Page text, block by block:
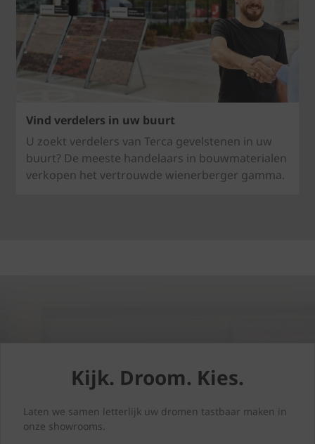
Vind verdelers in uw buurt
U zoekt verdelers van Terca gevelstenen in uw
buurt? De meeste handelaars in bouwmaterialen
verkopen het vertrouwde wienerberger gamma.
Kijk. Droom. Kies.
Laten we samen letterlijk uw dromen tastbaar maken in
onze showrooms.